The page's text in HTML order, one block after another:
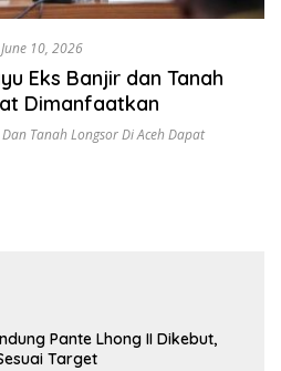
June 10, 2026
Eks Banjir dan Tanah
Dimanfaatkan
Tanah Longsor Di Aceh Dapat
Pante Lhong II Dikebut,
Target